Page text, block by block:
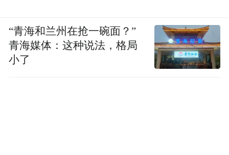
“青海和兰州在抢一碗面？”
青海媒体：这种说法，格局
小了